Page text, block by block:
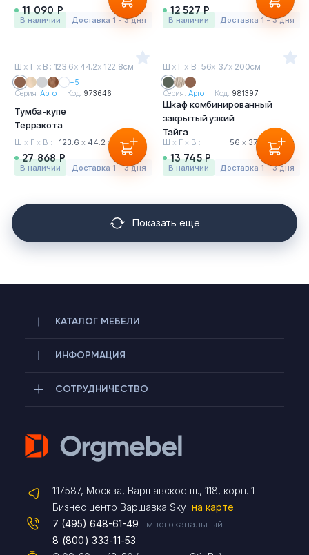
11 090 Р
в наличии Доставка 1 - 3 дня
12 527 Р
в наличии Доставка 1 - 3 дня
Ш х Г х В : 123.6х 44.2х 122.8см
+5
Серия:Арго Код: 973646
Тумба-купе
Терракота
Ш х Г х В : 123.6 х44.2 х 122.8 см
27 868 Р
в наличии Доставка 1 - 3 дня
Ш х Г х В : 56х 37х 200см
Серия: Арго Код: 981397
Шкаф комбинированный
закрытый узкий
Тайга
Ш х Г х В : 56 х 37 200 см
13 745 Р
в наличии Доставка 1 - 3 дня
Показать еще
КАТАЛОГ МЕБЕЛИ
ИНФОРМАЦИЯ
СОТРУДНИЧЕСТВО
117587, Москва, Варшавское ш., 118, корп. 1
Бизнес центр Варшавка Sky на карте
7 (495) 648-61-49 многоканальный
8 (800) 333-11-53
Telegram
Max